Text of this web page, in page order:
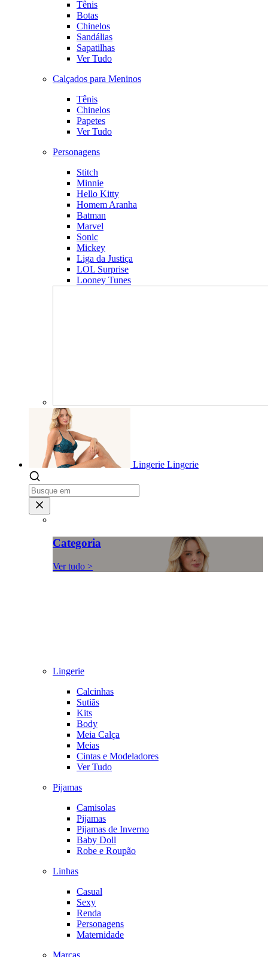
Tênis
Botas
Chinelos
Sandálias
Sapatilhas
Ver Tudo
Calçados para Meninos
Tênis
Chinelos
Papetes
Ver Tudo
Personagens
Stitch
Minnie
Hello Kitty
Homem Aranha
Batman
Marvel
Sonic
Mickey
Liga da Justiça
LOL Surprise
Looney Tunes
Lingerie Lingerie
Categoria
Ver tudo >
Lingerie
Calcinhas
Sutiãs
Kits
Body
Meia Calça
Meias
Cintas e Modeladores
Ver Tudo
Pijamas
Camisolas
Pijamas
Pijamas de Inverno
Baby Doll
Robe e Roupão
Linhas
Casual
Sexy
Renda
Personagens
Maternidade
Marcas